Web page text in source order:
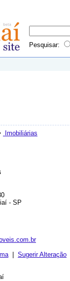
Pesquisar:
Imobiliárias
- SP
| Sugerir Alteração